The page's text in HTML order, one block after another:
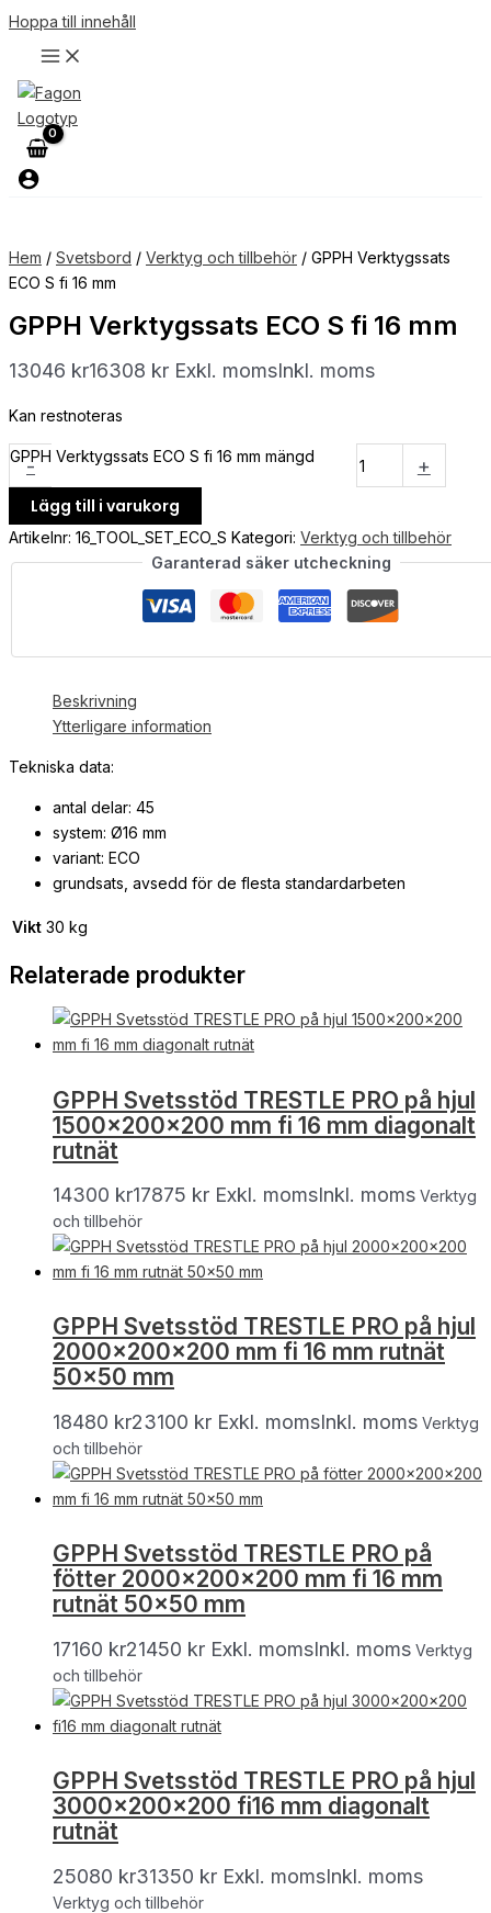
Hoppa till innehåll
Hem / Svetsbord / Verktyg och tillbehör / GPPH Verktygssats
ECO S fi 16 mm
GPPH Verktygssats ECO S fi 16 mm
13046 kr16308 kr Exkl. momsInkl. moms
Kan restnoteras
-
GPPH Verktygssats ECO S fi 16 mm mängd +
Lägg till i varukorg
Artikelnr: 16_TOOL_SET_ECO_S Kategori: Verktyg och tillbehör
Garanterad säker utcheckning
Beskrivning
Ytterligare information
Tekniska data:
antal delar: 45
system: Ø16 mm
variant: ECO
grundsats, avsedd för de flesta standardarbeten
Vikt 30 kg
Relaterade produkter
GPPH Svetsstöd TRESTLE PRO på hjul
1500x200x200 mm fi 16 mm diagonalt
rutnät
14300 kr17875 kr Exkl. momsInkl. moms Verktyg
och tillbehör
GPPH Svetsstöd TRESTLE PRO på hjul
2000x200x200 mm fi 16 mm rutnät
50×50 mm
18480 kr23100 kr Exkl. momsInkl. moms Verktyg
och tillbehör
GPPH Svetsstöd TRESTLE PRO på
fötter 2000x200x200 mm fi 16 mm
rutnät 50×50 mm
17160 kr21450 kr Exkl. momsInkl. moms Verktyg
och tillbehör
GPPH Svetsstöd TRESTLE PRO på hjul
3000x200x200 fi16 mm diagonalt
rutnät
25080 kr31350 kr Exkl. momsInkl. moms
Verktyg och tillbehör